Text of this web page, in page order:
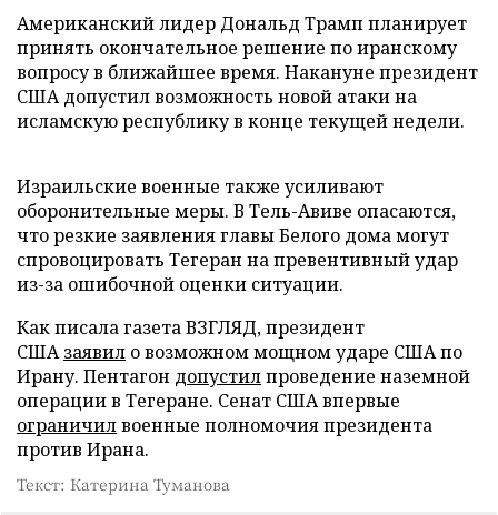
Американский лидер Дональд Трамп планирует
принять окончательное решение по иранскому
вопросу в ближайшее время. Накануне президент
США допустил возможность новой атаки на
исламскую республику в конце текущей недели.
Израильские военные также усиливают
оборонительные меры. В Тель-Авиве опасаются,
что резкие заявления главы Белого дома могут
спровоцировать Тегеран на превентивный удар
из-за ошибочной оценки ситуации.
Как писала газета ВЗГЛЯД, президент
СШАзаявил о возможном мощном ударе США по
Ирану. Пентагон допустилпроведение наземной
операции в Тегеране. Сенат США впервые
ограничилвоенные полномочия президента
против Ирана.
Текст: Катерина Туманова